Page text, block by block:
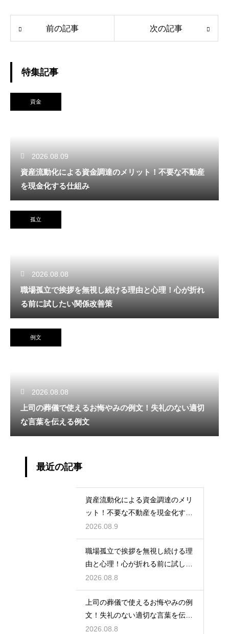
前の記事 次の記事
特集記事
資金
2026.08.09
資産流動化による資金調達のメリット！不要な不動産
を現金化する仕組み
孤立
2026.08.08
職場孤立で挨拶を無視し続ける理由と心理！心が折れ
る前に試したい関係改善策
例文
2026.08.08
上司の葬儀で使えるお悔やみの例文！失礼のない適切
な言葉を伝える例文
最近の記事
資産流動化による資金調達のメリ
ット！不要な不動産を現金化する
仕組み
2026.08.9
職場孤立で挨拶を無視し続ける理
由と心理！心が折れる前に試した
い関係改善策
2026.08.8
上司の葬儀で使えるお悔やみの例
文！失礼のない適切な言葉を伝え
る例文
2026.08.8